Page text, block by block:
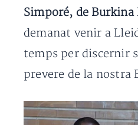
Simporé, de Burkina
demanat venir a
temps per discernir
prevere de la nostra